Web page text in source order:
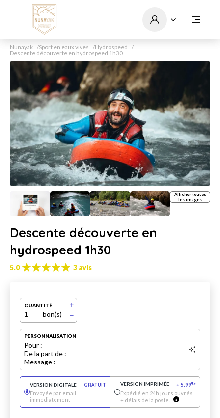
Nunayak Sport en eaux vives
Hydrospeed
Descente découverte en hydrospeed 1h30
Afficher toutes
les images
Descente découverte en
hydrospeed 1h30
5.0 3 avis
QUANTITÉ
1 bon(s)
PERSONNALISATION
Pour :
De la part de :
Message :
VERSION DIGITALE
GRATUIT
Envoyée par email
immédiatement
VERSION IMPRIMÉE + 5.99€*
Expédié en 24h jours ouvrés
+ délais de la poste.